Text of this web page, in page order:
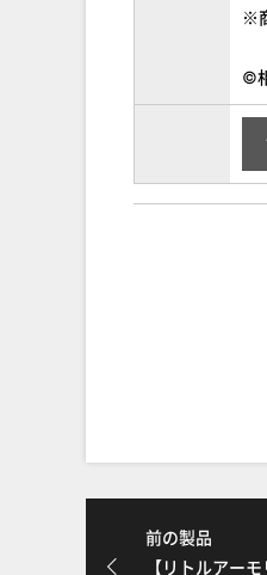
※
©
前の製品
【リトルアー